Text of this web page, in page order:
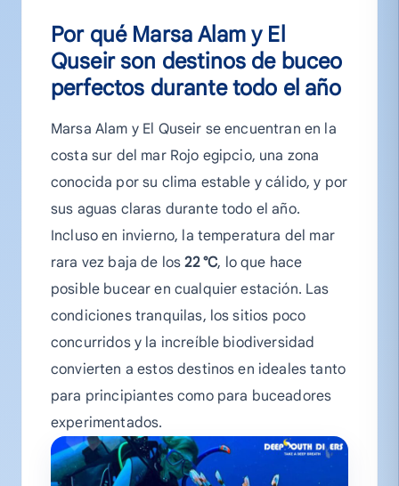
Por qué Marsa Alam y El
Quseir son destinos de buceo
perfectos durante todo el año
Marsa Alam y El Quseir se encuentran en la
costa sur del mar Rojo egipcio, una zona
conocida por su clima estable y cálido, y por
sus aguas claras durante todo el año.
Incluso en invierno, la temperatura del mar
rara vez baja de los22 °C, lo que hace
posible bucear en cualquier estación. Las
condiciones tranquilas, los sitios poco
concurridos y la increíble biodiversidad
convierten a estos destinos en ideales tanto
para principiantes como para buceadores
experimentados.